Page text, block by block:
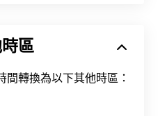
區
間轉換為以下其他時區：